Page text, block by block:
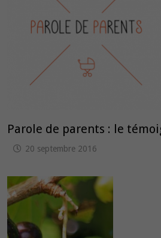
Parole de parents : le
20 septembre 2016